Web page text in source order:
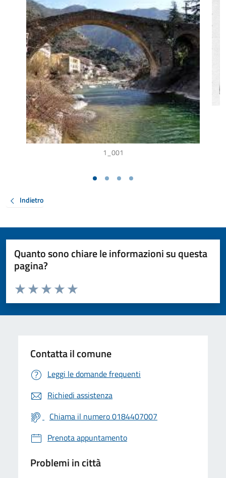
1_001
Indietro
Quanto sono chiare le informazioni su questa
pagina?
Valuta da 1 a 5 stelle la pagina
Valuta 5 stelle su 5
Valuta 4 stelle su 5
Valuta 3 stelle su 5
Valuta 2 stelle su 5
Valuta 1 stelle su 5
Contatta il comune
Leggi le domande frequenti
Richiedi assistenza
Chiama il numero 0184407007
Prenota appuntamento
Problemi in città